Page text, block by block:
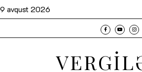
9 avqust 2026